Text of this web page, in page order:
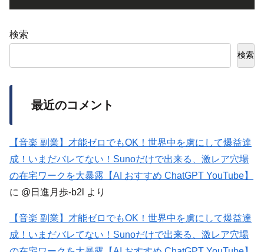
検索
検索
最近のコメント
【音楽 副業】才能ゼロでもOK！世界中を虜にして爆益達
成！いまだバレてない！Sunoだけで出来る、激レア穴場
の在宅ワークを大暴露【AI おすすめ ChatGPT YouTube】
に @日進月歩-b2l より
【音楽 副業】才能ゼロでもOK！世界中を虜にして爆益達
成！いまだバレてない！Sunoだけで出来る、激レア穴場